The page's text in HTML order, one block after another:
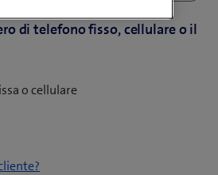
di telefono fisso, cellulare o il
o cellulare